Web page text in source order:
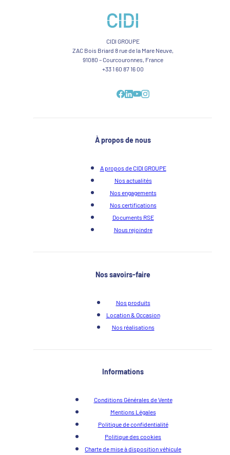
CIDI GROUPE
ZAC Bois Briard 8 rue de la Mare Neuve,
91080 – Courcouronnes, France
+33 1 60 87 16 00
À propos de nous
A propos de CIDI GROUPE
Nos actualités
Nos engagements
Nos certifications
Documents RSE
Nous rejoindre
Nos savoirs-faire
Nos produits
Location & Occasion
Nos réalisations
Informations
Conditions Générales de Vente
Mentions Légales
Politique de confidentialité
Politique des cookies
Charte de mise à disposition véhicule